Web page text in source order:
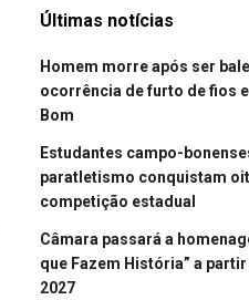
Últimas notícias
Homem morre após ser
ocorrência de furto de fios
Bom
Estudantes campo-
paratletismo conquistam
competição estadual
Câmara passará a
que Fazem História” a
2027